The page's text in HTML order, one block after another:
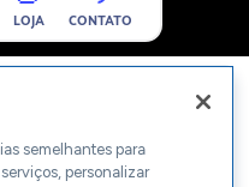
LOJA CONTATO
semelhantes para
personalizar